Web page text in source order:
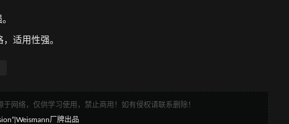
适用性强。
网络，仅供学习使用，禁止商用！如有侵权请联系删除！
厂牌出品